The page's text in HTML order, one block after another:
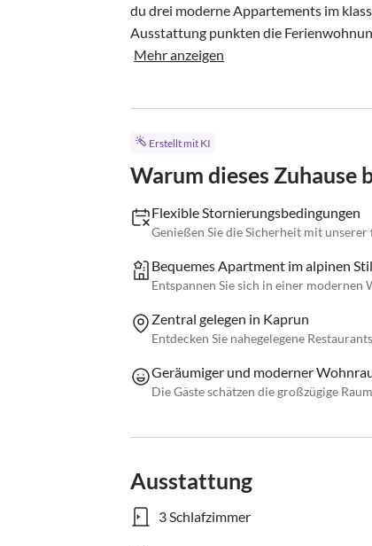
du drei moderne Appartements im
Ausstattung punkten die
Mehr anzeigen
Erstellt mit KI
Warum dieses Zuhause
Flexible Stornierungsbedingungen
Genießen Sie die Sicherheit mit
Bequemes Apartment im alpinen Stil
Entspannen Sie sich in einer
Zentral gelegen in Kaprun
Entdecken Sie nahegelegene
Geräumiger und moderner
Die Gäste schätzen die großzügige
Ausstattung
3 Schlafzimmer